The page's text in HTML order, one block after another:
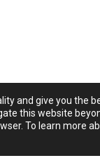
and give you the
this website
To learn more